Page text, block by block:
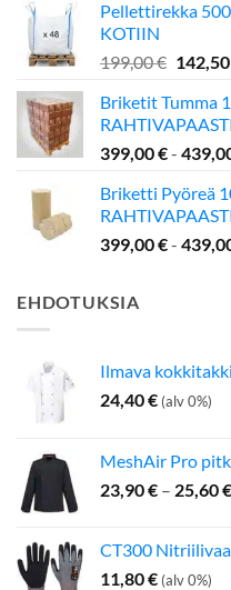
oli:
Pellettirekka
KOTIIN
199,00€
oli:
199,00
142,50
Briketit Tumma
399,00€-
Briketti Pyöreä
399,00€-
EHDOTUKSIA
Ilmava kokkitakki
24,40€ (alv 0%)
MeshAir Pro
23,90€ – 25,60€
CT300
11,80€ (alv 0%)